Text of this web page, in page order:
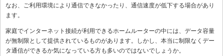
なお、ご利用環境により通信できなかったり、通信速度が低下する場合があり
ます。
家庭でインターネット接続が利用できるホームルーターの中には、データ容量
が無制限として提供されているものがあります。しかし、本当に制限なくデー
タ通信ができるか気になっている方も多いのではないでしょうか。